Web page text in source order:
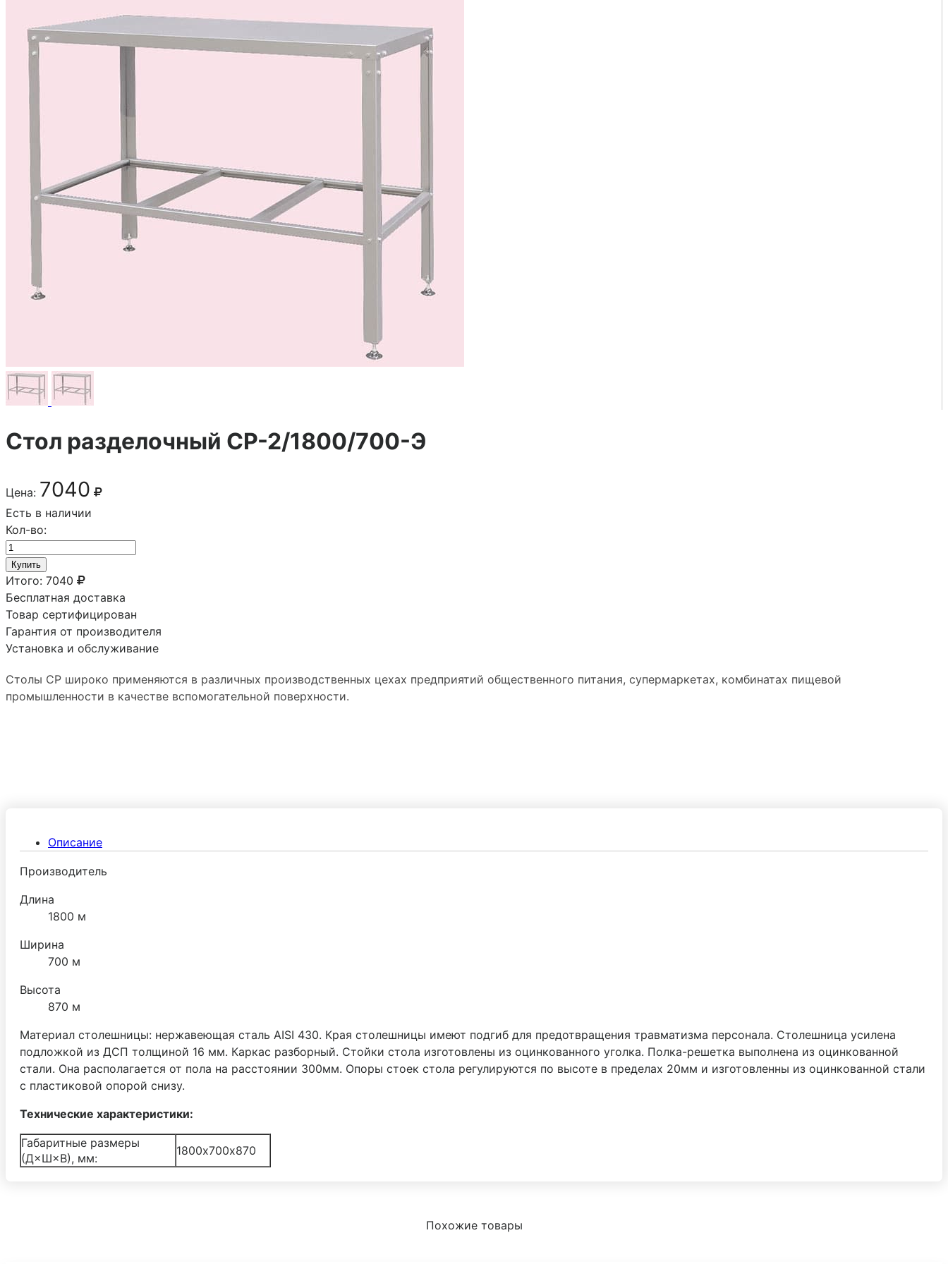
Стол разделочный СР-2/1800/700-Э
Цена: 7040
Есть в наличии
Кол-во:
Купить
Итого: 7040
Бесплатная доставка
Товар сертифицирован
Гарантия от производителя
Установка и обслуживание
Столы СР широко применяются в различных производственных цехах предприятий общественного питания, супермаркетах, комбинатах пищевой
промышленности в качестве вспомогательной поверхности.
Описание
Производитель
Длина
1800 м
Ширина
700 м
Высота
870 м
Материал столешницы: нержавеющая сталь AISI 430. Края столешницы имеют подгиб для предотвращения травматизма персонала. Столешница усилена
подложкой из ДСП толщиной 16 мм. Каркас разборный. Стойки стола изготовлены из оцинкованного уголка. Полка-решетка выполнена из оцинкованной
стали. Она располагается от пола на расстоянии 300мм. Опоры стоек стола регулируются по высоте в пределах 20мм и изготовленны из оцинкованной стали
с пластиковой опорой снизу.
Технические характеристики:
Габаритные размеры
(Д×Ш×В), мм:
1800х700х870
Похожие товары